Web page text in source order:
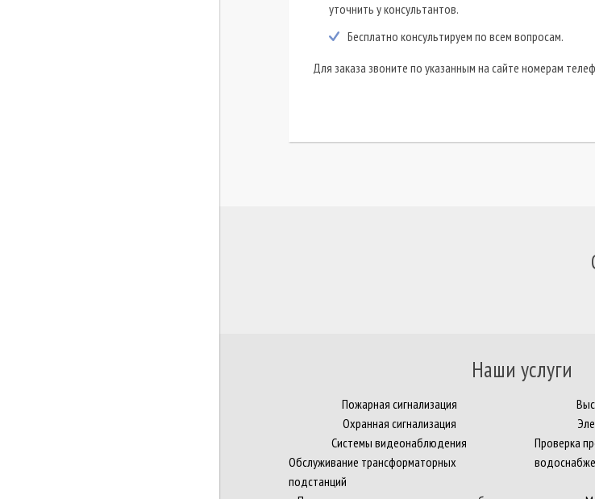
уточнить у консультантов.
Бесплатно консультируем по всем вопросам.
Для заказа звоните по указанным на сайте номерам
Наши услуги
Пожарная сигнализация
Охранная сигнализация
Системы видеонаблюдения
Обслуживание трансформаторных
подстанций
Проверка